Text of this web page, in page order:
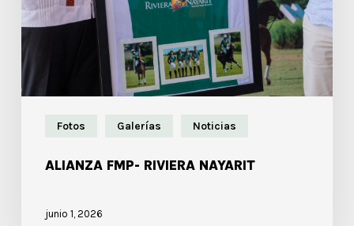
Fotos Galerías Noticias
ALIANZA FMP- RIVIERA NAYARIT
junio 1, 2026